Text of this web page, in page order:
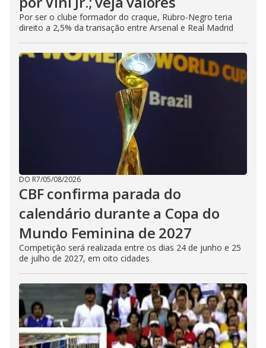
Por ser o clube formador do craque, Rubro-Negro teria
direito a 2,5% da transação entre Arsenal e Real Madrid
DO R7/05/08/2026
CBF confirma parada do
calendário durante a Copa do
Mundo Feminina de 2027
Competição será realizada entre os dias 24 de junho e 25
de julho de 2027, em oito cidades